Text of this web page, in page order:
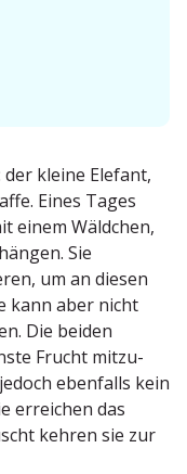
kleine Elefant,
Eines Tages
einem Wäldchen,
Sie
um an diesen
kann aber nicht
Die beiden
Frucht mitzu­
ebenfalls kein
erreichen das
kehren sie zur